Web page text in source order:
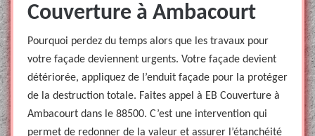
Couverture à Ambacourt
Pourquoi perdez du temps alors que les travaux pour
votre façade deviennent urgents. Votre façade devient
détériorée, appliquez de l’enduit façade pour la protéger
de la destruction totale. Faites appel à EB Couverture à
Ambacourt dans le 88500. C’est une intervention qui
permet de redonner de la valeur et assurer l’étanchéité